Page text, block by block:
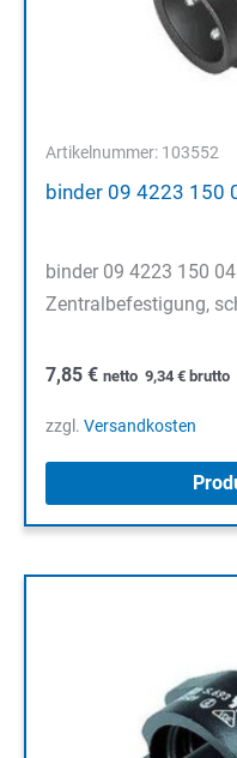
Artikelnummer: 103552
binder 09 4223 150
binder 09 4223 150
Zentralbefestigung,
7,85 € netto 9,34 € brutto
zzgl. Versandkosten